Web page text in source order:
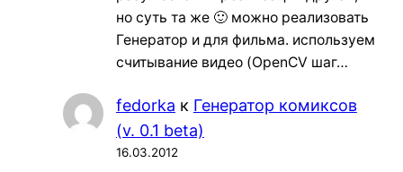
но суть та же 🙂 можно реализовать
Генератор и для фильма. используем
считывание видео (OpenCV шаг…
fedorka к Генератор комиксов
(v. 0.1 beta)
16.03.2012